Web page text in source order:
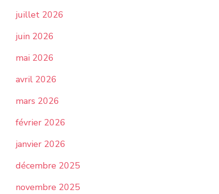
juillet 2026
juin 2026
mai 2026
avril 2026
mars 2026
février 2026
janvier 2026
décembre 2025
novembre 2025